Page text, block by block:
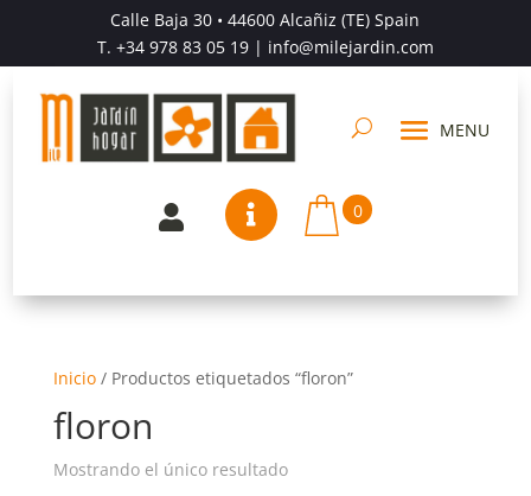
Calle Baja 30 • 44600 Alcañiz (TE) Spain
T. +34 978 83 05 19| info@milejardin.com
  0
Inicio/ Productos etiquetados “floron”
floron
Mostrando el único resultado